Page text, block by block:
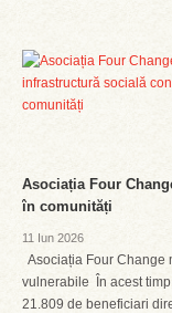
Asociația Four
în comunități
11 Iun 2026
Asociația Four Change
vulnerabile În acest
21.809 de beneficiari